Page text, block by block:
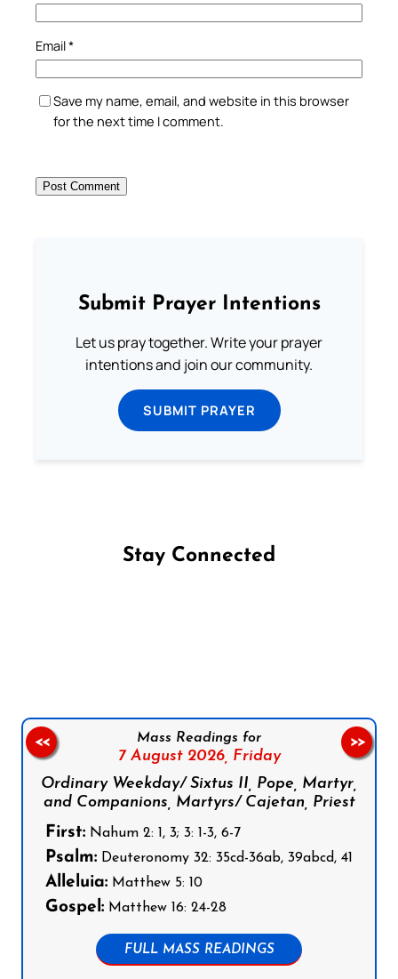
Email*
Save my name, email, and website in this browser
for the next time I comment.
Submit Prayer Intentions
Let us pray together. Write your prayer
intentions and join our community.
SUBMIT PRAYER
Stay Connected
Mass Readings for
7 August 2026, Friday
Ordinary Weekday/ Sixtus II, Pope, Martyr,
and Companions, Martyrs/ Cajetan, Priest
First: Nahum 2: 1, 3; 3: 1-3, 6-7
Psalm: Deuteronomy 32: 35cd-36ab, 39abcd, 41
Alleluia: Matthew 5: 10
Gospel: Matthew 16: 24-28
FULL MASS READINGS
<< >>